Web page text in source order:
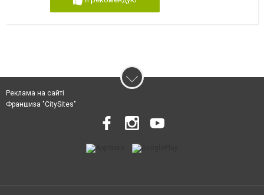
Реклама на сайті
Франшиза "CitySites"